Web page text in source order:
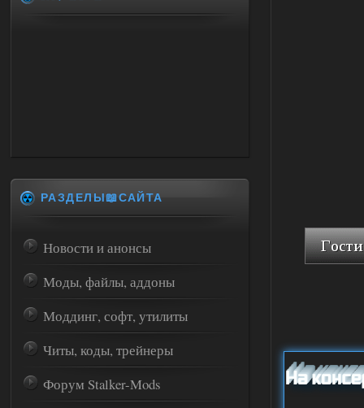
РАЗДЕЛЫ📖САЙТА
Новости и анонсы
Моды, файлы, аддоны
Моддинг, софт, утилиты
Читы, коды, трейнеры
Форум Stalker-Mods